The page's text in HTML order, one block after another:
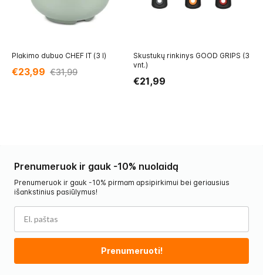
Plakimo dubuo CHEF IT (3 l)
€23,99 €31,99
Skustukų rinkinys GOOD GRIPS (3
vnt.)
€21,99
Prenumeruok ir gauk -10% nuolaidą
Prenumeruok ir gauk -10% pirmam apsipirkimui bei geriausius
išankstinius pasiūlymus!
Prenumeruoti!